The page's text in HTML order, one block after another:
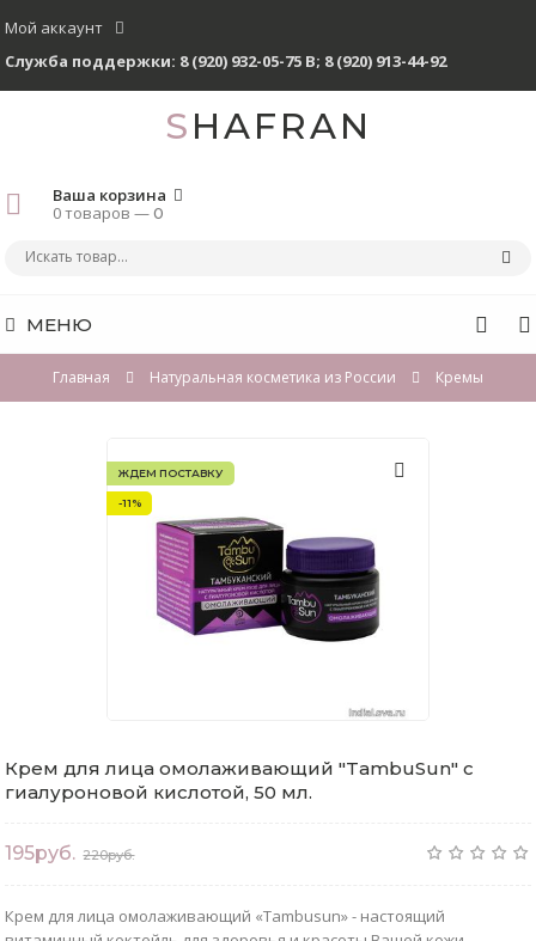
Мой аккаунт
Служба поддержки: 8 (920) 932-05-75 В; 8 (920) 913-44-92
SHAFRAN
Ваша корзина
0 товаров —0
МЕНЮ
Главная Натуральная косметика из России Кремы
ЖДЕМ ПОСТАВКУ
-11%
Крем для лица омолаживающий "TambuSun" с
гиалуроновой кислотой, 50 мл.
195руб. 220руб.
Крем для лица омолаживающий «Tambusun» - настоящий